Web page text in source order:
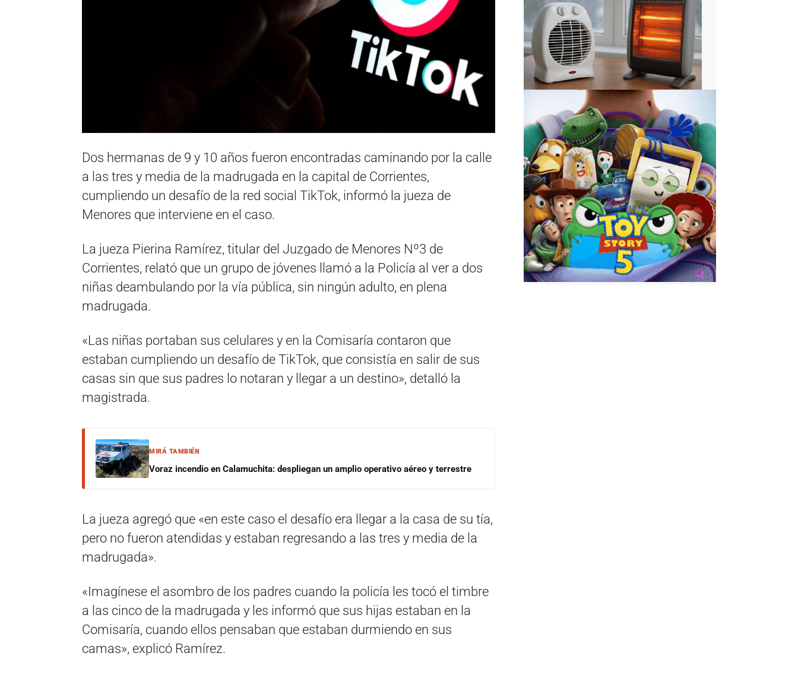
Dos hermanas de 9 y 10 años fueron encontradas caminando por la calle
a las tres y media de la madrugada en la capital de Corrientes,
cumpliendo un desafío de la red social TikTok, informó la jueza de
Menores que interviene en el caso.
La jueza Pierina Ramírez, titular del Juzgado de Menores Nº3 de
Corrientes, relató que un grupo de jóvenes llamó a la Policía al ver a dos
niñas deambulando por la vía pública, sin ningún adulto, en plena
madrugada.
«Las niñas portaban sus celulares y en la Comisaría contaron que
estaban cumpliendo un desafío de TikTok, que consistía en salir de sus
casas sin que sus padres lo notaran y llegar a un destino», detalló la
magistrada.
MIRÁ TAMBIÉN
Voraz incendio en Calamuchita: despliegan un amplio operativo aéreo y terrestre
La jueza agregó que «en este caso el desafío era llegar a la casa de su tía,
pero no fueron atendidas y estaban regresando a las tres y media de la
madrugada».
«Imagínese el asombro de los padres cuando la policía les tocó el timbre
a las cinco de la madrugada y les informó que sus hijas estaban en la
Comisaría, cuando ellos pensaban que estaban durmiendo en sus
camas», explicó Ramírez.